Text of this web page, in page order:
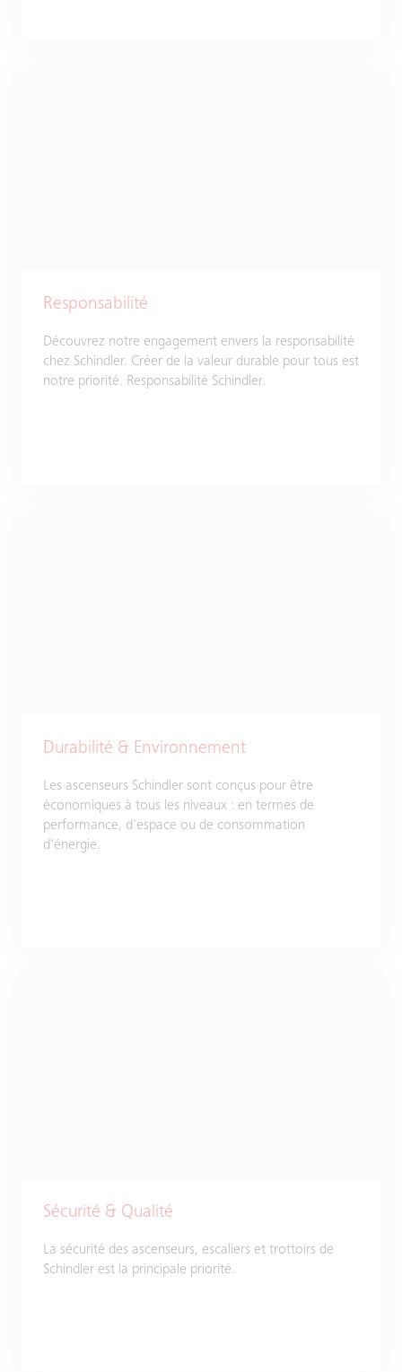
Responsabilité
Découvrez notre engagement envers la responsabilité
chez Schindler. Créer de la valeur durable pour tous est
notre priorité. Responsabilité Schindler.
Durabilité & Environnement
Les ascenseurs Schindler sont conçus pour être
économiques à tous les niveaux : en termes de
performance, d'espace ou de consommation
d'énergie.
Sécurité & Qualité
La sécurité des ascenseurs, escaliers et trottoirs de
Schindler est la principale priorité.